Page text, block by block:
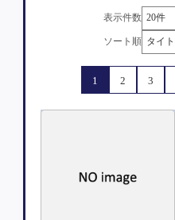
表示件数
ソート順
1 2 3